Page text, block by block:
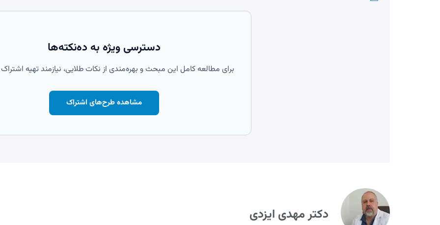
دسترسی ویژه به ده‌نکته‌ها
برای مطالعه کامل این مبحث و بهره‌مندی از نکات طلایی، نیازمند تهیه
مشاهده طرح‌های اشتراک
دکتر مهدی ایزدی